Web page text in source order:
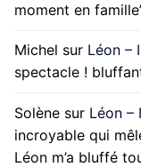
moment en famille
Michel sur Léon –
spectacle !
Solène sur Léon –
incroyable qui
Léon m’a bluffé